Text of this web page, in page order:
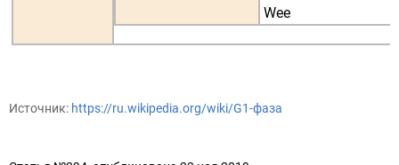
Wee
Источник: https://ru.wikipedia.org/wiki/G1-фаза